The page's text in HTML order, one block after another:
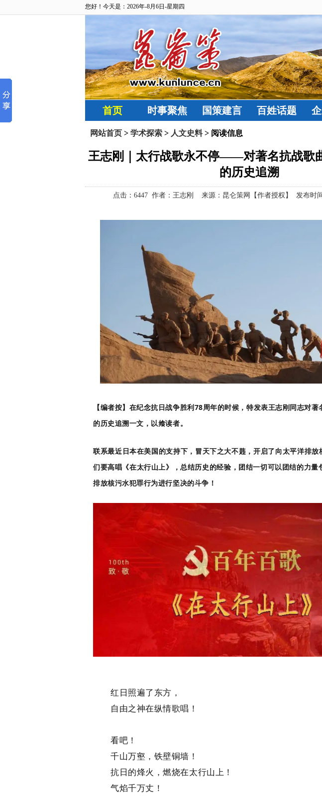
您好！今天是：2026年-8月6日-星期四
首页 时事聚焦 国策建言 百姓话题
网站首页 > 学术探索 > 人文史料> 阅读信息
王志刚｜太行战歌永不停——对著名抗战歌
的历史追溯
点击： 6447 作者：王志刚 来源：昆仑策网【作者授权】 发布时间
【编者按】在纪念抗日战争胜利78周年的时候，特发表王志刚同志对著
的历史追溯一文，以飨读者。
联系最近日本在美国的支持下，冒天下之大不韪，开启了向太平洋排放
们要高唱《在太行山上》，总结历史的经验，团结一切可以团结的力量
排放核污水犯罪行为进行坚决的斗争 ！
红日照遍了东方，
自由之神在纵情歌唱！
看吧！
千山万壑，铁壁铜墙！
抗日的烽火，燃烧在太行山上！
气焰千万丈！